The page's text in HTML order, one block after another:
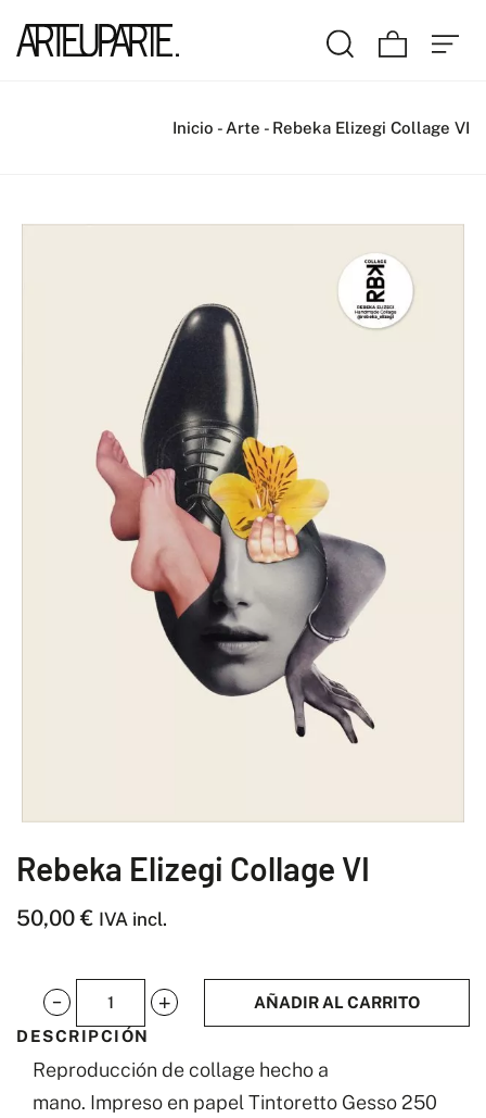
Inicio - Arte - Rebeka Elizegi Collage VI
Rebeka Elizegi Collage VI
50,00€ IVA incl.
Rebeka
Elizegi
Collage
AÑADIR AL CARRITO
DESCRIPCIÓN
Reproducción de collage hecho a
mano. Impreso en papel Tintoretto Gesso 250